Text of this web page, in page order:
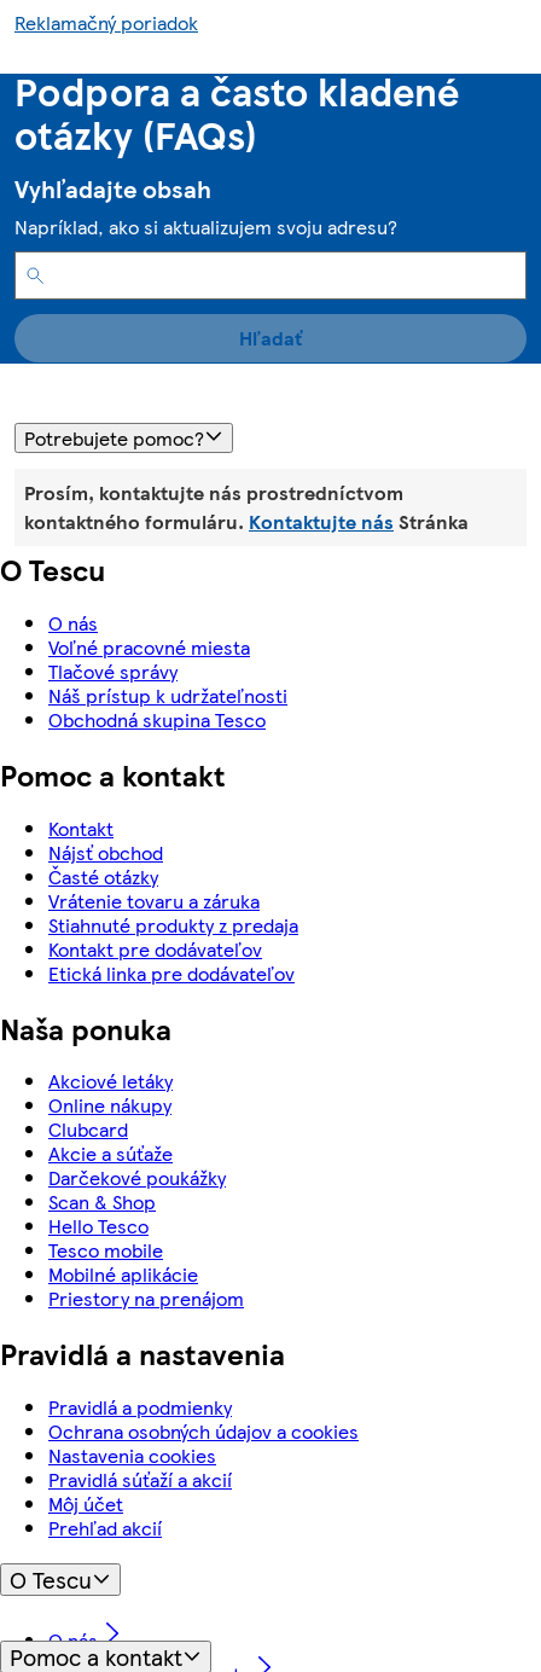
Reklamačný poriadok
Podpora a často kladené
otázky (FAQs)
Vyhľadajte obsah
Napríklad, ako si aktualizujem svoju adresu?
Hľadať
Potrebujete pomoc?
Prosím, kontaktujte nás prostredníctvom
kontaktného formuláru. Kontaktujte nás Stránka
O Tescu
O nás
Voľné pracovné miesta
Tlačové správy
Náš prístup k udržateľnosti
Obchodná skupina Tesco
Pomoc a kontakt
Kontakt
Nájsť obchod
Časté otázky
Vrátenie tovaru a záruka
Stiahnuté produkty z predaja
Kontakt pre dodávateľov
Etická linka pre dodávateľov
Naša ponuka
Akciové letáky
Online nákupy
Clubcard
Akcie a súťaže
Darčekové poukážky
Scan & Shop
Hello Tesco
Tesco mobile
Mobilné aplikácie
Priestory na prenájom
Pravidlá a nastavenia
Pravidlá a podmienky
Ochrana osobných údajov a cookies
Nastavenia cookies
Pravidlá súťaží a akcií
Môj účet
Prehľad akcií
O Tescu
O nás
Pomoc a kontakt